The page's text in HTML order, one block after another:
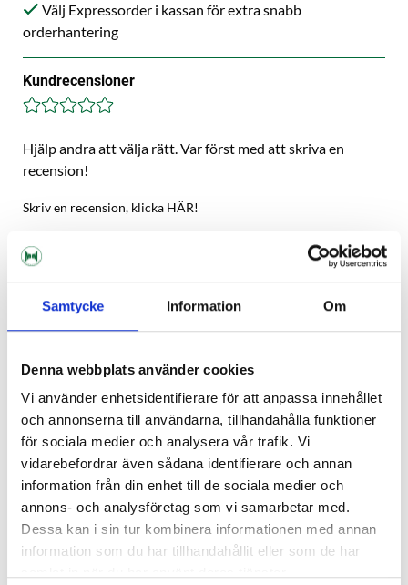
Samtycke Information Om
Denna webbplats använder cookies
Vi använder enhetsidentifierare för att anpassa innehållet
och annonserna till användarna, tillhandahålla funktioner
för sociala medier och analysera vår trafik. Vi
vidarebefordrar även sådana identifierare och annan
information från din enhet till de sociala medier och
annons- och analysföretag som vi samarbetar med.
Dessa kan i sin tur kombinera informationen med annan
information som du har tillhandahållit eller som de har
Välj Expressorder i kassan för extra snabb
orderhantering
Kundrecensioner
Hjälp andra att välja rätt. Var först med att skriva en
recension!
Skriv en recension, klicka HÄR!
Beskrivning
Specifikation
Fråga om produkt
RELATERADE PRODUKTER